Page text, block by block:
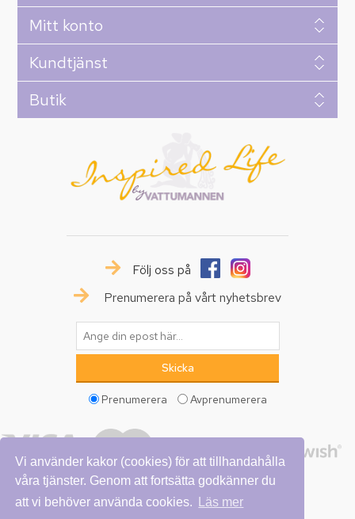
Vi använder kakor (cookies) för att tillhandahålla
våra tjänster. Genom att fortsätta godkänner du
att vi behöver använda cookies.
Läs mer
Mitt konto
Kundtjänst
Butik
Följ oss på
Prenumerera på vårt nyhetsbrev
Prenumerera Avprenumerera